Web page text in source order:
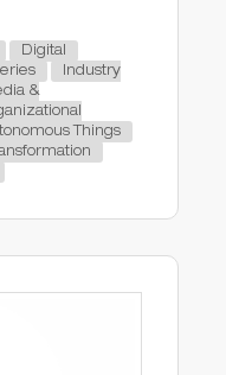
Digital
Industry
&
Things